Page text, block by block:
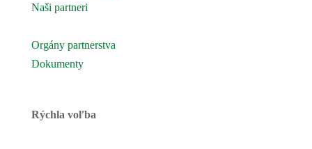
Naši partneri
Orgány partnerstva
Dokumenty
Rýchla voľba